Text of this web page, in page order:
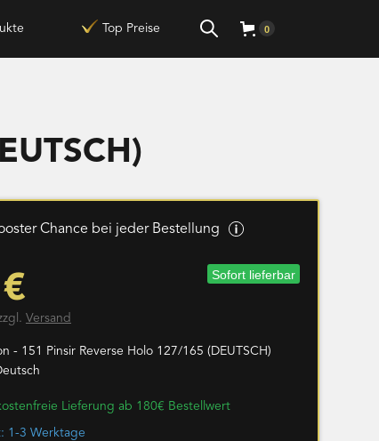
Top Preise 0
Chance bei jeder Bestellung
Sofort lieferbar
Versand
- 151 Pinsir Reverse Holo 127/165 (DEUTSCH)
Lieferung ab 180€ Bestellwert
1-3 Werktage